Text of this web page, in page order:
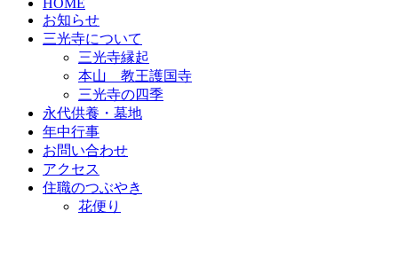
お知らせ
三光寺について
三光寺縁起
本山 教王護国寺
三光寺の四季
永代供養・墓地
年中行事
お問い合わせ
アクセス
住職のつぶやき
花便り